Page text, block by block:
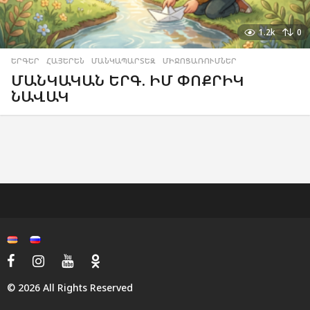
1.2k 0
ԵՐԳԵՐ ,ՀԱՅԵՐԵՆ ,ՄԱՆԿԱՊԱՐՏԵԶ ,ՄԻՋՈՑԱՌՈՒՄՆԵՐ
ՄԱՆԿԱԿԱՆ ԵՐԳ. ԻՄ ՓՈՔՐԻԿ
ՆԱՎԱԿ
© 2026 All Rights Reserved